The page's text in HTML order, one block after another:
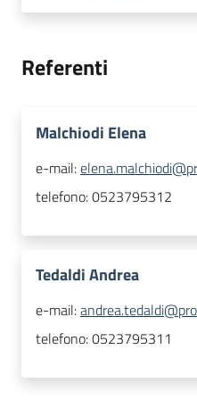
Referenti
Malchiodi Elena
e-mail:
telefono:0523795312
Tedaldi Andrea
e-mail:
telefono:0523795311